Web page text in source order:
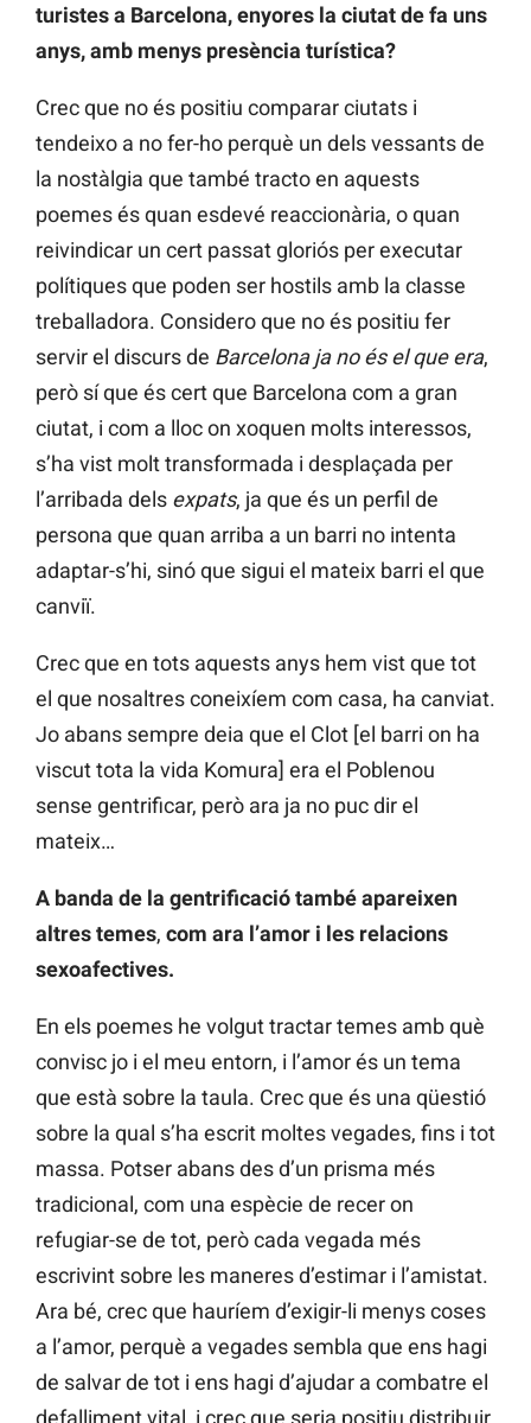
turistes a Barcelona, enyores la ciutat de fa uns
anys, amb menys presència turística?
Crec que no és positiu comparar ciutats i
tendeixo a no fer-ho perquè un dels vessants de
la nostàlgia que també tracto en aquests
poemes és quan esdevé reaccionària, o quan
reivindicar un cert passat gloriós per executar
polítiques que poden ser hostils amb la classe
treballadora. Considero que no és positiu fer
servir el discurs de Barcelona ja no és el que era,
però sí que és cert que Barcelona com a gran
ciutat, i com a lloc on xoquen molts interessos,
s’ha vist molt transformada i desplaçada per
l’arribada dels expats, ja que és un perfil de
persona que quan arriba a un barri no intenta
adaptar-s’hi, sinó que sigui el mateix barri el que
canviï.
Crec que en tots aquests anys hem vist que tot
el que nosaltres coneixíem com casa, ha canviat.
Jo abans sempre deia que el Clot [el barri on ha
viscut tota la vida Komura] era el Poblenou
sense gentrificar, però ara ja no puc dir el
mateix…
A banda de la gentrificació també apareixen
altres temes, com ara l’amor i les relacions
sexoafectives.
En els poemes he volgut tractar temes amb què
convisc jo i el meu entorn, i l’amor és un tema
que està sobre la taula. Crec que és una qüestió
sobre la qual s’ha escrit moltes vegades, fins i tot
massa. Potser abans des d’un prisma més
tradicional, com una espècie de recer on
refugiar-se de tot, però cada vegada més
escrivint sobre les maneres d’estimar i l’amistat.
Ara bé, crec que hauríem d’exigir-li menys coses
a l’amor, perquè a vegades sembla que ens hagi
de salvar de tot i ens hagi d’ajudar a combatre el
defalliment vital, i crec que seria positiu distribuir